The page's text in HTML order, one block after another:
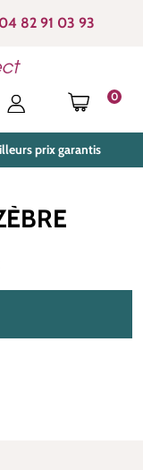
04 82 91 03 93
0
LE
prix garantis